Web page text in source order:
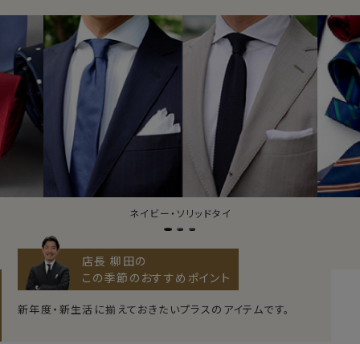
ジャガードタイ
店長 柳田の
この季節のおすすめポイント
新年度・新生活に揃えておきたいプラスのアイテムです。